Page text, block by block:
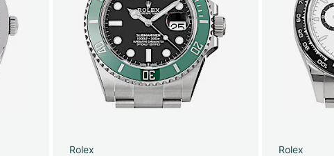
Rolex Rolex